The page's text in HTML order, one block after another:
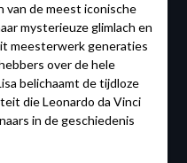
van de meest iconische
mysterieuze glimlach en
meesterwerk generaties
over de hele
belichaamt de tijdloze
die Leonardo da Vinci
in de geschiedenis